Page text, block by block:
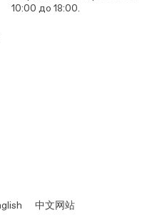
10:00 до 18:00.
中文网站